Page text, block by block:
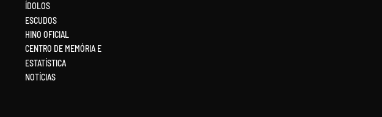
ÍDOLOS
ESCUDOS
HINO OFICIAL
CENTRO DE MEMÓRIA E
ESTATÍSTICA
NOTÍCIAS